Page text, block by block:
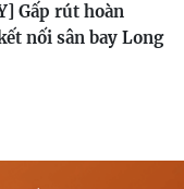
Gấp rút hoàn
nối sân bay Long